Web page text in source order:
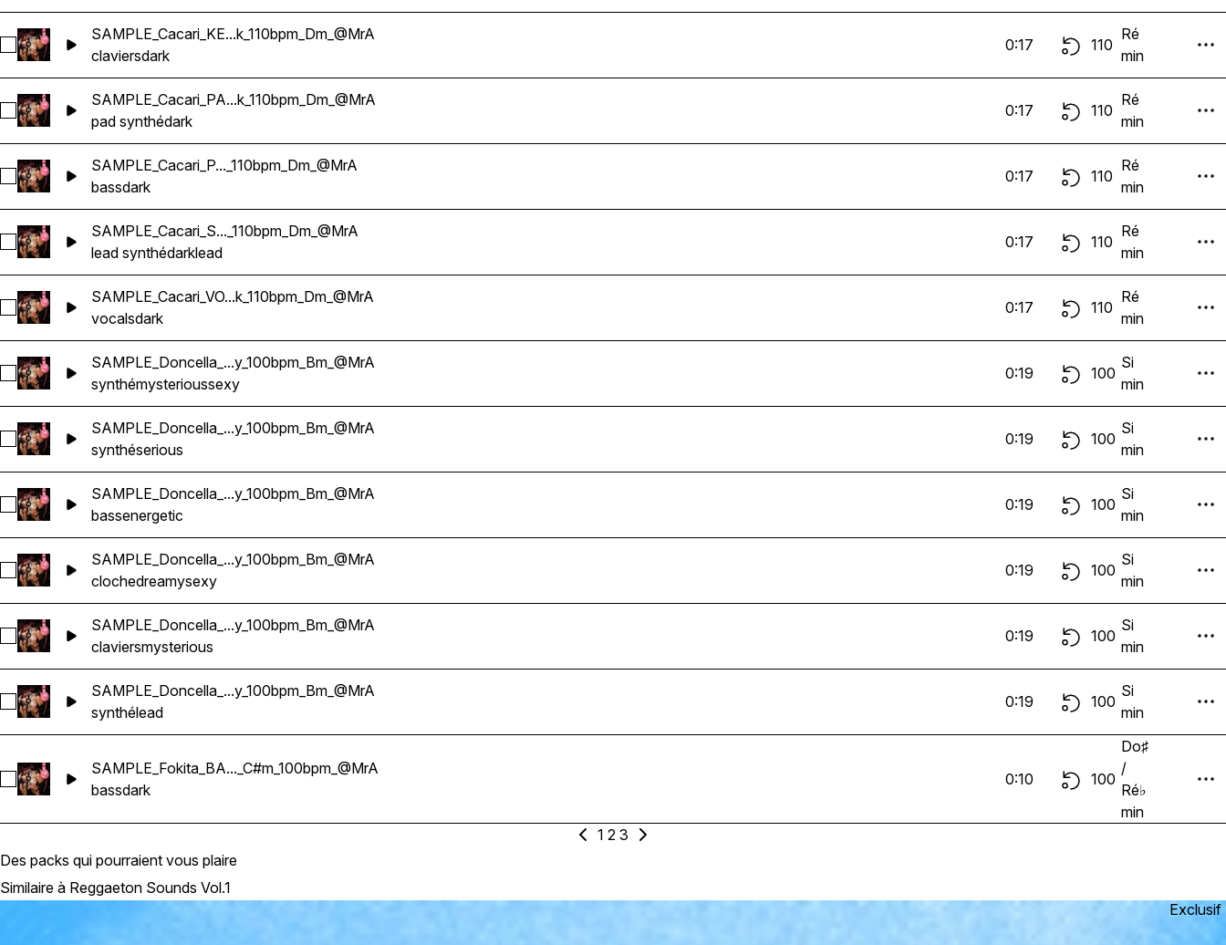
Sélectionnez SAMPLE_Cacari_KEY_Reggaeton_Dark_110bpm_Dm_@MrA
SAMPLE_Cacari_KE...k_110bpm_Dm_@MrA
claviersdark
0:17 110
Ré
min
Sélectionnez SAMPLE_Cacari_PAD_Reggaeton_Dark_110bpm_Dm_@MrA
SAMPLE_Cacari_PA...k_110bpm_Dm_@MrA
pad synthédark
0:17 110
Ré
min
Sélectionnez SAMPLE_Cacari_PLUCKED_BASS_Reggaeton_Dark_110bpm_Dm_@MrA
SAMPLE_Cacari_P..._110bpm_Dm_@MrA
bassdark
0:17 110
Ré
min
Sélectionnez SAMPLE_Cacari_SYNTH_LEAD_Reggaeton_Dark_110bpm_Dm_@MrA
SAMPLE_Cacari_S..._110bpm_Dm_@MrA
lead synthédarklead
0:17 110
Ré
min
Sélectionnez SAMPLE_Cacari_VOX_Reggaeton_Dark_110bpm_Dm_@MrA
SAMPLE_Cacari_VO...k_110bpm_Dm_@MrA
vocalsdark
0:17 110
Ré
min
Sélectionnez SAMPLE_Doncella_Reggaeton_Bouncy_100bpm_Bm_@MrA
SAMPLE_Doncella_...y_100bpm_Bm_@MrA
synthémysterioussexy
0:19 100
Si
min
Sélectionnez SAMPLE_Doncella_AMBIENT_Reggaeton_Bouncy_100bpm_Bm_@MrA
SAMPLE_Doncella_...y_100bpm_Bm_@MrA
synthéserious
0:19 100
Si
min
Sélectionnez SAMPLE_Doncella_BASS_Reggaeton_Bouncy_100bpm_Bm_@MrA
SAMPLE_Doncella_...y_100bpm_Bm_@MrA
bassenergetic
0:19 100
Si
min
Sélectionnez SAMPLE_Doncella_BELL_Reggaeton_Bouncy_100bpm_Bm_@MrA
SAMPLE_Doncella_...y_100bpm_Bm_@MrA
clochedreamysexy
0:19 100
Si
min
Sélectionnez SAMPLE_Doncella_KEY_Reggaeton_Bouncy_100bpm_Bm_@MrA
SAMPLE_Doncella_...y_100bpm_Bm_@MrA
claviersmysterious
0:19 100
Si
min
Sélectionnez SAMPLE_Doncella_LEAD_Reggaeton_Bouncy_100bpm_Bm_@MrA
SAMPLE_Doncella_...y_100bpm_Bm_@MrA
synthélead
0:19 100
Si
min
Sélectionnez SAMPLE_Fokita_BASS_Reggaeton_Dark_C#m_100bpm_@MrA
SAMPLE_Fokita_BA..._C#m_100bpm_@MrA
bassdark
0:10 100
Do♯
/
Ré♭
min
1 2 3
Des packs qui pourraient vous plaire
Similaire à Reggaeton Sounds Vol.1
Exclusif